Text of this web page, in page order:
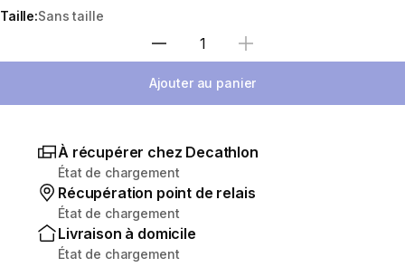
Taille:Sans taille
Sélectionnez la quantité
Ajouter au panier
À récupérer chez Decathlon
État de chargement
Récupération point de relais
État de chargement
Livraison à domicile
État de chargement